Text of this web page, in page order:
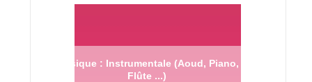
Musique : Instrumentale (Aoud, Piano,
Flûte ...)